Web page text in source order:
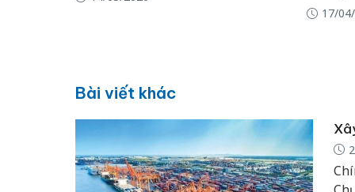
17/
Bài viết khác